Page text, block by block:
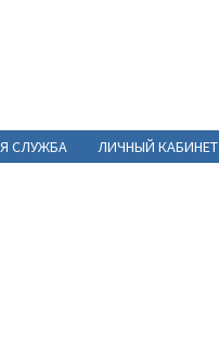
СЛУЖБА ЛИЧНЫЙ КАБИНЕТ